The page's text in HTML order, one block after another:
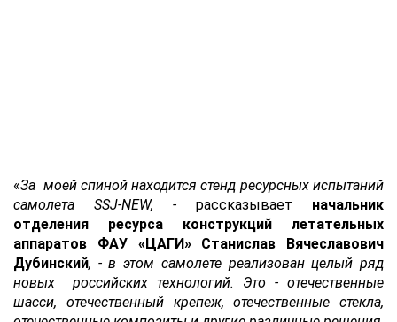
«За моей спиной находится стенд ресурсных испытаний
самолета SSJ-NEW, - рассказывает начальник
отделения ресурса конструкций летательных
аппаратов ФАУ «ЦАГИ» Станислав Вячеславович
Дубинский, - в этом самолете реализован целый ряд
новых российских технологий. Это - отечественные
шасси, отечественный крепеж, отечественные стекла,